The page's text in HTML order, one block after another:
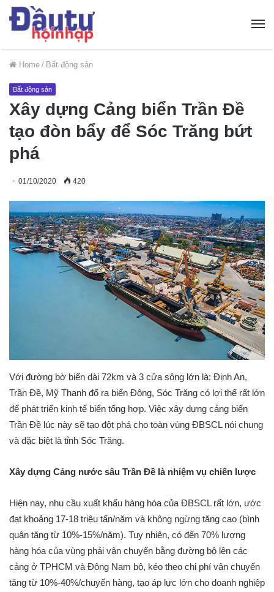
Home / Bất động sản
Bất động sản
Xây dựng Cảng biển Trần Đề
tạo đòn bẩy để Sóc Trăng bứt
phá
01/10/2020 420
Với đường bờ biển dài 72km và 3 cửa sông lớn là: Định An,
Trần Đề, Mỹ Thanh đổ ra biển Đông, Sóc Trăng có lợi thế rất lớn
để phát triển kinh tế biển tổng hợp. Việc xây dựng cảng biển
Trần Đề lúc này sẽ tạo đột phá cho toàn vùng ĐBSCL nói chung
và đặc biệt là tỉnh Sóc Trăng.
Xây dựng Cảng nước sâu Trần Đề là nhiệm vụ chiến lược
Hiện nay, nhu cầu xuất khẩu hàng hóa của ĐBSCL rất lớn, ước
đạt khoảng 17-18 triệu tấn/năm và không ngừng tăng cao (bình
quân tăng từ 10%-15%/năm). Tuy nhiên, có đến 70% lượng
hàng hóa của vùng phải vận chuyển bằng đường bộ lên các
cảng ở TPHCM và Đông Nam bộ, kéo theo chi phí vận chuyển
tăng từ 10%-40%/chuyến hàng, tạo áp lực lớn cho doanh nghiệp